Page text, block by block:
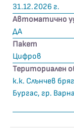
31.12.2026 г.
Автоматично
ДА
Пакет
Цифров
Териториален
к.к. Слънчев
Бургас, гр. Варна